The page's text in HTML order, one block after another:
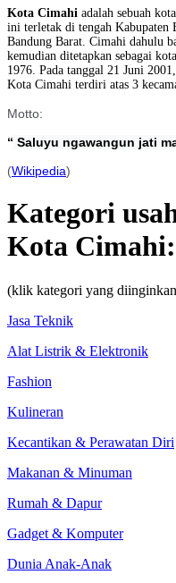
Kota Cimahi adalah sebuah
ini terletak di tengah Kabupaten
Bandung Barat. Cimahi dahulu
kemudian ditetapkan sebagai
1976. Pada tanggal 21 Juni
Kota Cimahi terdiri atas 3
Motto:
“ Saluyu ngawangun jati
(Wikipedia)
Kategori
Kota Cimahi:
(klik kategori yang
Jasa Teknik
Alat Listrik & Elektronik
Fashion
Kulineran
Kecantikan & Perawatan Diri
Makanan & Minuman
Rumah & Dapur
Gadget & Komputer
Dunia Anak-Anak